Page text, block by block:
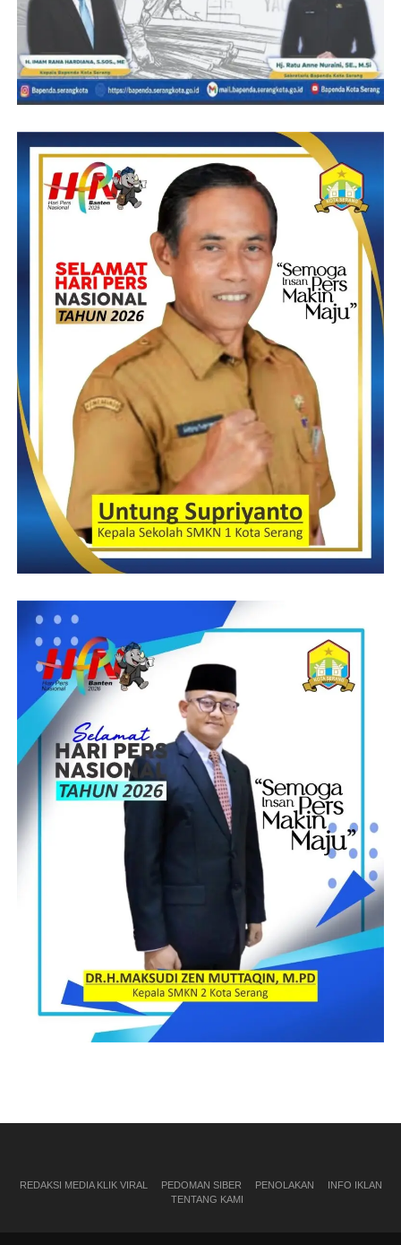
ASDP Merak Banten, tutup Komandan IPTU Atep Mulyana.
NINA/RG
Post Views: 11
REDAKSI MEDIA KLIK VIRAL PEDOMAN SIBER PENOLAKAN
INFO IKLAN
TENTANG KAMI